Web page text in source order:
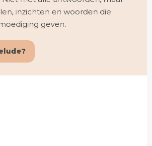
inzichten en woorden die
geven.